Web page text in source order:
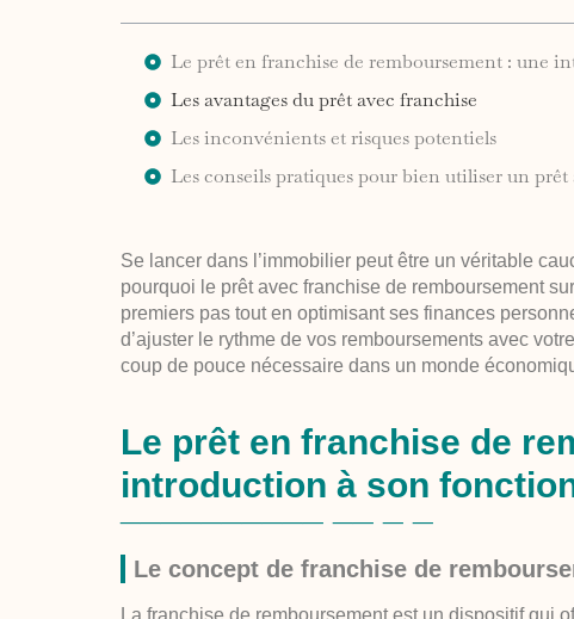
Le prêt en franchise de remboursement : une
Les avantages du prêt avec franchise
Les inconvénients et risques potentiels
Les conseils pratiques pour bien utiliser un prêt
Se lancer dans l’immobilier peut être un véritable
pourquoi le prêt avec franchise de remboursement
premiers pas tout en optimisant ses finances
d’ajuster le rythme de vos remboursements avec
coup de pouce nécessaire dans un monde
Le prêt en franchise de
introduction à son
Le concept de franchise de
La franchise de remboursement est un dispositif qui